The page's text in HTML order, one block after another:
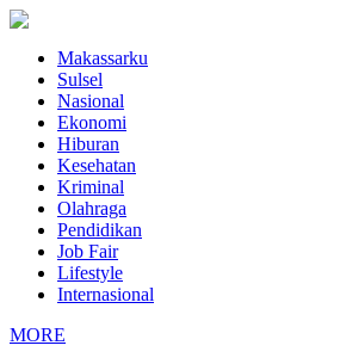
Makassarku
Sulsel
Nasional
Ekonomi
Hiburan
Kesehatan
Kriminal
Olahraga
Pendidikan
Job Fair
Lifestyle
Internasional
MORE